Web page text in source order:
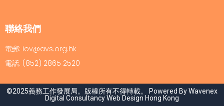
聯絡我們
電郵: iov@avs.org.hk
電話: (852) 2865 2520
©2025義務工作發展局。版權所有不得轉載。 Powered By Wavenex
Digital ConsultancyWeb Design Hong Kong